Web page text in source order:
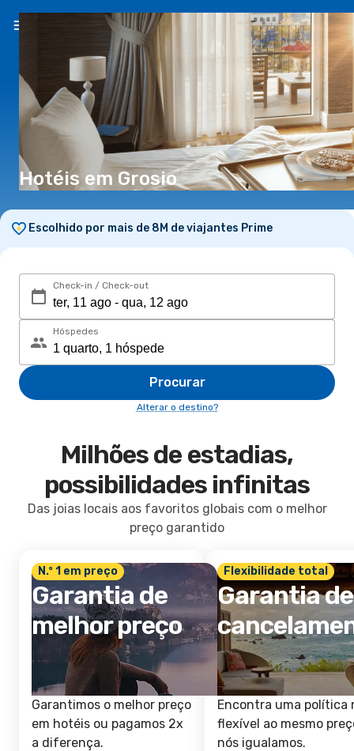
PT(€)
Hotéis em Grosio
Escolhido por mais de 8M de viajantes Prime
Check-in / Check-out
Hóspedes
Procurar
Alterar o destino?
Milhões de estadias,
possibilidades infinitas
Das joias locais aos favoritos globais com o melhor
preço garantido
N.º 1 em preço
Garantia de
melhor preço
Garantimos o melhor preço
em hotéis ou pagamos 2x
a diferença.
Flexibilidade total
Garantia de
Encontra uma política
flexível ao mesmo
nós igualamos.